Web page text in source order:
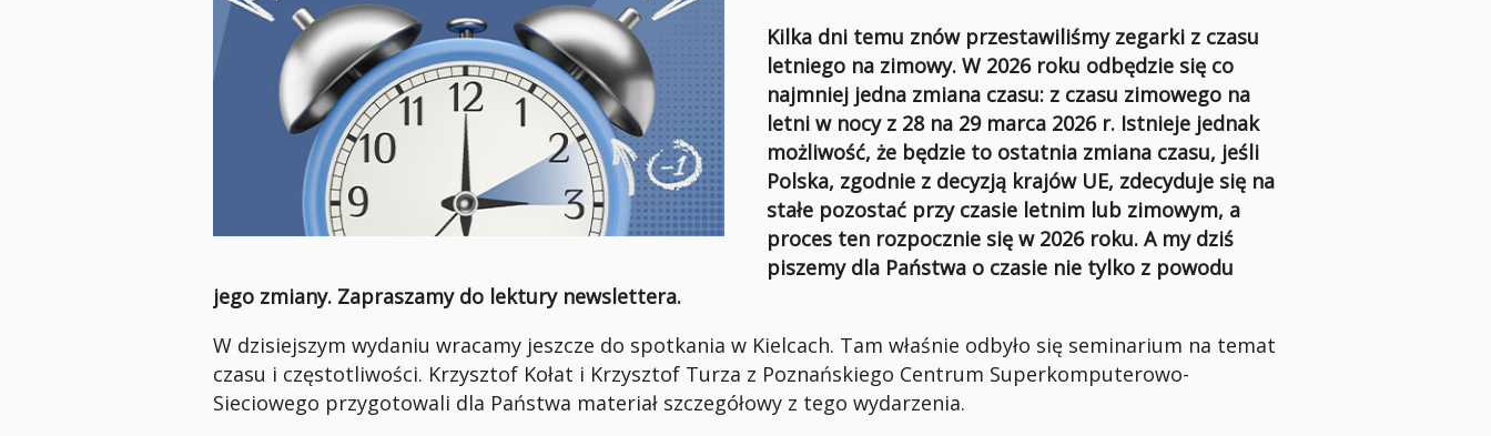
Kilka dni temu znów przestawiliśmy zegarki z czasu
letniego na zimowy. W 2026 roku odbędzie się co
najmniej jedna zmiana czasu: z czasu zimowego na
letni w nocy z 28 na 29 marca 2026 r. Istnieje jednak
możliwość, że będzie to ostatnia zmiana czasu, jeśli
Polska, zgodnie z decyzją krajów UE, zdecyduje się na
stałe pozostać przy czasie letnim lub zimowym, a
proces ten rozpocznie się w 2026 roku. A my dziś
piszemy dla Państwa o czasie nie tylko z powodu
jego zmiany. Zapraszamy do lektury newslettera.
W dzisiejszym wydaniu wracamy jeszcze do spotkania w Kielcach. Tam właśnie odbyło się seminarium na temat
czasu i częstotliwości. Krzysztof Kołat i Krzysztof Turza z Poznańskiego Centrum Superkomputerowo-
Sieciowego przygotowali dla Państwa materiał szczegółowy z tego wydarzenia.